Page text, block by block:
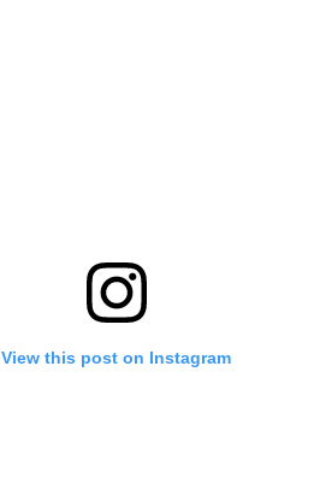
View this post on Instagram